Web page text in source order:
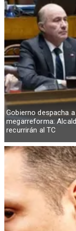
Gobierno despacha
megarreforma:
recurrirán al TC